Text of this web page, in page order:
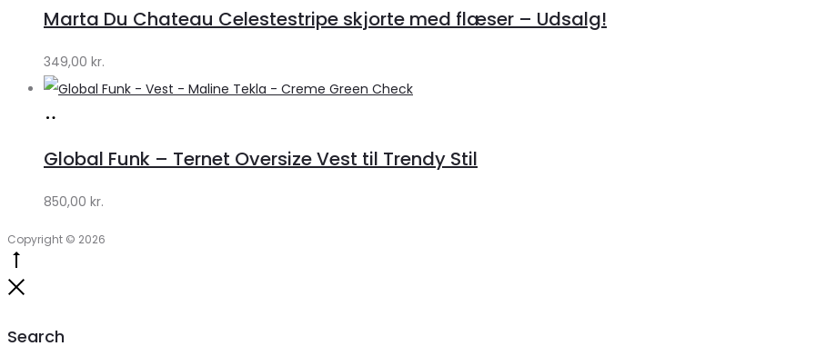
Klædeskabet.dk
Marta Du Chateau Celestestripe skjorte med flæser – Udsalg!
349,00 kr.
Lykke
by
Global Funk – Ternet Oversize Vest til Trendy Stil
850,00 kr.
Copyright © 2026
Search